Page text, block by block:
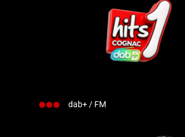
dab+ / FM